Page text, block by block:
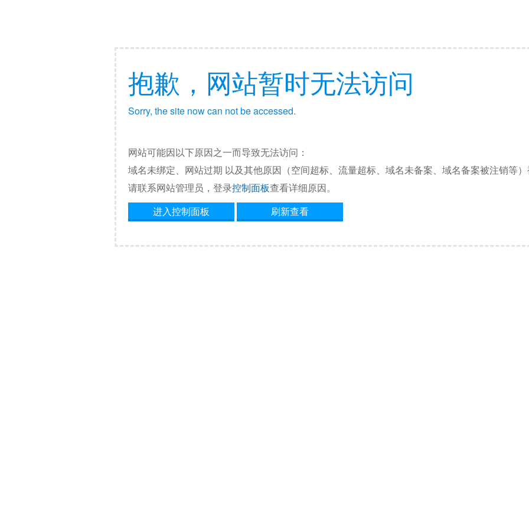
抱歉，网站暂时无法访问
Sorry, the site now can not be accessed.
网站可能因以下原因之一而导致无法访问：
域名未绑定、网站过期 以及其他原因（空间超标、流量超标、域名未备案、域名备案被注销等）
请联系网站管理员，登录控制面板查看详细原因。
进入控制面板
刷新查看